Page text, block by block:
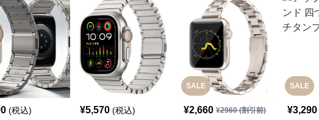
(税込) ¥5,570 (税込)
SALE
¥2,660 ¥2960(割引前)
SALE
¥3,290